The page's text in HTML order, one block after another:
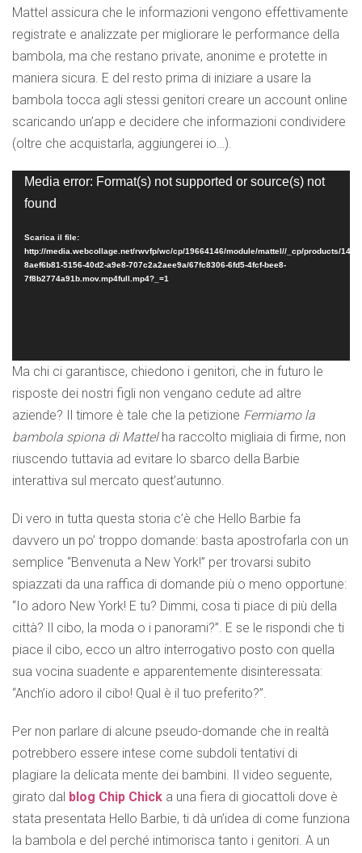
Mattel assicura che le informazioni vengono effettivamente
registrate e analizzate per migliorare le performance della
bambola, ma che restano private, anonime e protette in
maniera sicura. E del resto prima di iniziare a usare la
bambola tocca agli stessi genitori creare un account online
scaricando un’app e decidere che informazioni condividere
(oltre che acquistarla, aggiungerei io…).
Video
Player
Media error: Format(s) not supported or source(s) not
found
Scarica il file:
http://media.webcollage.net/rwvfp/wc/cp/19664146/module/mattel//_cp/products/
8aef6b81-5156-40d2-a9e8-707c2a2aee9a/67fc8306-6fd5-4fcf-bee8-
7f8b2774a91b.mov.mp4full.mp4?_=1
Ma chi ci garantisce, chiedono i genitori, che in futuro le
risposte dei nostri figli non vengano cedute ad altre
aziende? Il timore è tale che la petizione Fermiamo la
bambola spiona di Mattelha raccolto migliaia di firme, non
riuscendo tuttavia ad evitare lo sbarco della Barbie
interattiva sul mercato quest’autunno.
Di vero in tutta questa storia c’è che Hello Barbie fa
davvero un po’ troppo domande: basta apostrofarla con un
semplice “Benvenuta a New York!” per trovarsi subito
spiazzati da una raffica di domande più o meno opportune:
“Io adoro New York! E tu? Dimmi, cosa ti piace di più della
città? Il cibo, la moda o i panorami?”. E se le rispondi che ti
piace il cibo, ecco un altro interrogativo posto con quella
sua vocina suadente e apparentemente disinteressata:
“Anch’io adoro il cibo! Qual è il tuo preferito?”.
Per non parlare di alcune pseudo-domande che in realtà
potrebbero essere intese come subdoli tentativi di
plagiare la delicata mente dei bambini. Il video seguente,
girato dal blog Chip Chick a una fiera di giocattoli dove è
stata presentata Hello Barbie, ti dà un’idea di come funziona
la bambola e del perché intimorisca tanto i genitori. A un